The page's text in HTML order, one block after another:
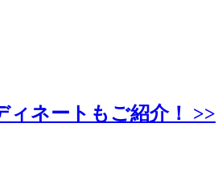
ィネートもご紹介！ >>